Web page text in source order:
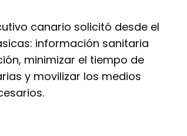
canario solicitó desde el
información sanitaria
minimizar el tiempo de
y movilizar los medios